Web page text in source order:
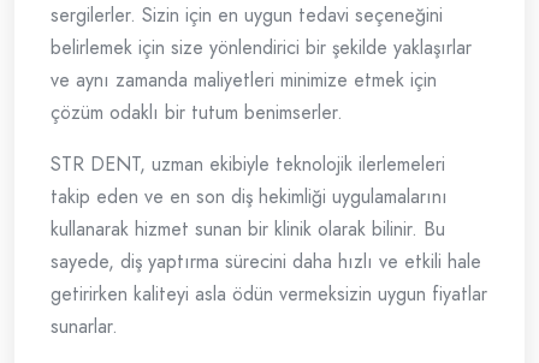
sergilerler. Sizin için en uygun tedavi seçeneğini
belirlemek için size yönlendirici bir şekilde yaklaşırlar
ve aynı zamanda maliyetleri minimize etmek için
çözüm odaklı bir tutum benimserler.
STR DENT, uzman ekibiyle teknolojik ilerlemeleri
takip eden ve en son diş hekimliği uygulamalarını
kullanarak hizmet sunan bir klinik olarak bilinir. Bu
sayede, diş yaptırma sürecini daha hızlı ve etkili hale
getirirken kaliteyi asla ödün vermeksizin uygun fiyatlar
sunarlar.